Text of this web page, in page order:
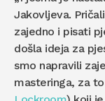
Jakovljeva.
zajedno i pisati
došla ideja za
smo napravili
masteringa, za